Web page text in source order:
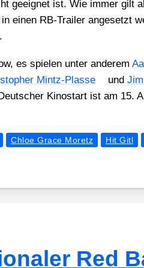
geeig­net ist. Wie immer gilt
einen RB-Trai­ler ange­setzt
es spie­len unter ande­rem
Mintz-Plas­se und
Kino­start ist am 15.
Chloe Grace Moretz
Hit Gitl
Red